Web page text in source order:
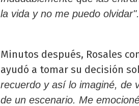
la vida y no me puedo olvidar".
Minutos después, Rosales
ayudó a tomar su decisión
recuerdo y así lo imaginé, de
de un escenario. Me